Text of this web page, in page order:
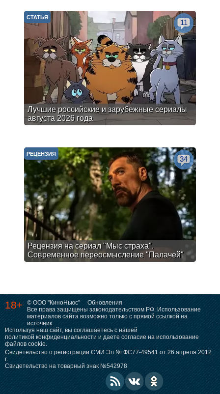
Лучшие российские и зарубежные сериалы
августа 2026 года
СТАТЬЯ
11
Рецензия на сериал "Мыс страха".
Современное переосмысление "Палачей"
РЕЦЕНЗИЯ
34
18+ © ООО "КиноНьюс"
Обновления
Все права защищены законодательством РФ. Использование
материалов сайта возможно только с прямой ссылкой на
источник.
Используя наш сайт, вы соглашаетесь с нашей
политикой конфиденциальности и даете согласие на использование
файлов cookie.
Свидетельство о регистрации СМИ Эл № ФС77-49541 от 26 апреля 2012
г.
Свидетельство на товарный знак №542978